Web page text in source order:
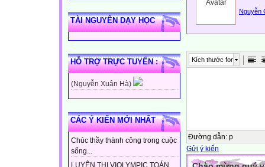
TÀI NGUYÊN DẠY HỌC
HỖ TRỢ TRỰC TUYẾN :
(Nguyễn Xuân Hà)
CÁC Ý KIẾN MỚI NHẤT
Chúc thầy thành công trong cuộc
sống...
LUYỆN THI VIOLYMPIC TOÁN
Nguyễn
Kích thước font
Đường dẫn: p
Gửi ý kiến